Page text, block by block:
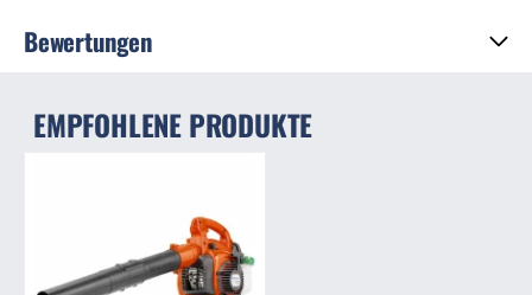
Bewertungen
EMPFOHLENE PRODUKTE